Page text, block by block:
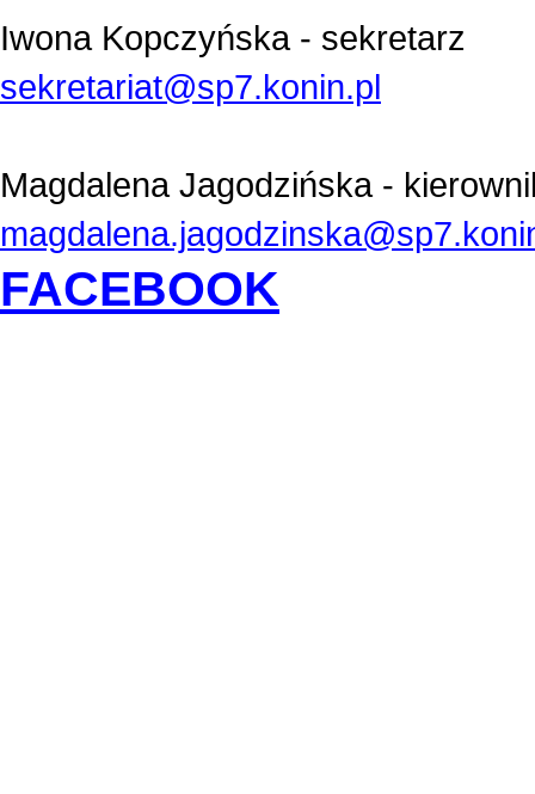
Iwona Kopczyńska - sekretarz
sekretariat@sp7.konin.pl
Magdalena Jagodzińska -
FACEBOOK